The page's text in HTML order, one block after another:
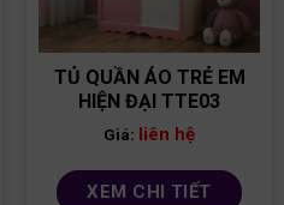
TỦ QUẦN ÁO TRẺ EM
HIỆN ĐẠI TTE03
Giá: liên hệ
XEM CHI TIẾT